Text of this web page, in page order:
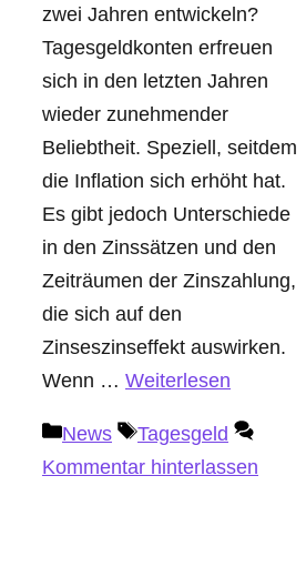
zwei Jahren entwickeln?
Tagesgeldkonten erfreuen
sich in den letzten Jahren
wieder zunehmender
Beliebtheit. Speziell, seitdem
die Inflation sich erhöht hat.
Es gibt jedoch Unterschiede
in den Zinssätzen und den
Zeiträumen der Zinszahlung,
die sich auf den
Zinseszinseffekt auswirken.
Wenn … Weiterlesen
Kategorien
News Schlagwörter
Tagesgeld
Kommentar hinterlassen